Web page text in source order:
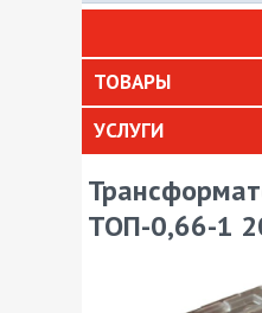
ТОВАРЫ
УСЛУГИ
ТОП-0,66-1